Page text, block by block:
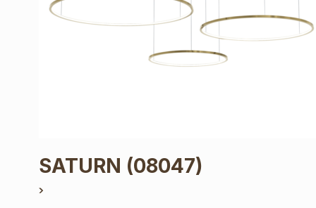
SATURN (08047)